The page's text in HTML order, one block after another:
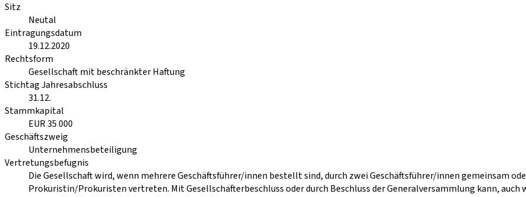
Sitz
Neutal
Eintragungsdatum
19.12.2020
Rechtsform
Gesellschaft mit beschränkter Haftung
Stichtag Jahresabschluss
31.12.
Stammkapital
EUR 35 000
Geschäftszweig
Unternehmensbeteiligung
Vertretungsbefugnis
Die Gesellschaft wird, wenn mehrere Geschäftsführer/innen bestellt sind, durch zwei Geschäftsführer/innen gemeinsam
Prokuristin/Prokuristen vertreten. Mit Gesellschafterbeschluss oder durch Beschluss der Generalversammlung kann,